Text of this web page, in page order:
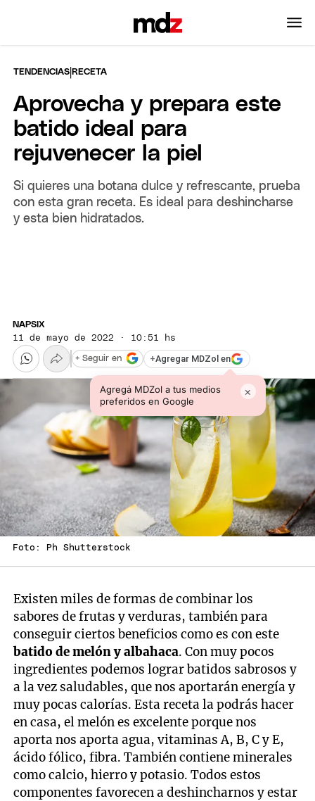
TENDENCIAS |RECETA
Aprovecha y prepara este
batido ideal para
rejuvenecer la piel
Si quieres una botana dulce y refrescante, prueba
con esta gran receta. Es ideal para deshincharse
y esta bien hidratados.
NAPSIX
11 de mayo de 2022 · 10:51 hs
+Agregar MDZol en
Agregá MDZol a tus medios
preferidos en Google
×
+ Seguir en
Foto: Ph Shutterstock
Existen miles de formas de combinar los
sabores de frutas y verduras, también para
conseguir ciertos beneficios como es con este
batido de melón y albahaca. Con muy pocos
ingredientes podemos lograr batidos sabrosos y
a la vez saludables, que nos aportarán energía y
muy pocas calorías. Esta receta la podrás hacer
en casa, el melón es excelente porque nos
aporta nos aporta agua, vitaminas A, B, C y E,
ácido fólico, fibra. También contiene minerales
como calcio, hierro y potasio. Todos estos
componentes favorecen a deshincharnos y estar